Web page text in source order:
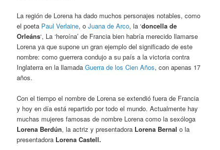
La región de Lorena ha dado muchos personajes notables, como
el poeta Paul Verlaine, oJuana de Arco, la ‘doncella de
Orleáns‘, La ‘heroína’ de Francia bien habría merecido llamarse
Lorena ya que supone un gran ejemplo del significado de este
nombre: como guerrera condujo a su país a la victoria contra
Inglaterra en la llamadaGuerra de los Cien Años, con apenas 17
años.
Con el tiempo el nombre de Lorena se extendió fuera de Francia
y hoy en día está repartido por todo el mundo. Actualmente hay
muchas mujeres famosas de nombre Lorena como la sexóloga
Lorena Berdún, la actriz y presentadora Lorena Bernal o la
presentadora Lorena Castell.